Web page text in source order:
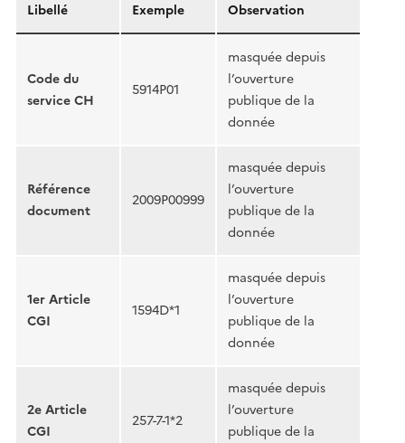
Libellé Exemple Observation
Code du
service CH
5914P01
masquée depuis
l’ouverture
publique de la
donnée
Référence
document
2009P00999
masquée depuis
l’ouverture
publique de la
donnée
1er Article
CGI
1594D*1
masquée depuis
l’ouverture
publique de la
donnée
2e Article
CGI
257-7-1*2
masquée depuis
l’ouverture
publique de la